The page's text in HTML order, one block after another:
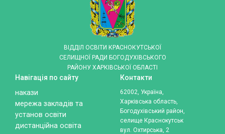
ВІДДІЛ ОСВІТИ КРАСНОКУТСЬКОЇ
СЕЛИЩНОЇ РАДИ БОГОДУХІВСЬКОГО
РАЙОНУ ХАРКІВСЬКОЇ ОБЛАСТІ
Навігація по сайту
накази
мережа закладів та
установ освіти
дистанційна освіта
Контакти
62002, Україна,
Харківська область,
Богодухівський район,
селище Краснокутськ
вул. Охтирська, 2